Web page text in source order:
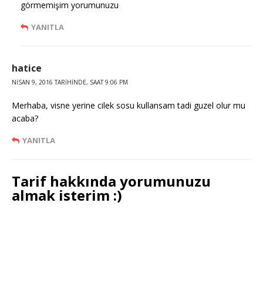
görmemişim yorumunuzu
YANITLA
hatice
NISAN 9, 2016 TARIHINDE, SAAT 9:06 PM
Merhaba, visne yerine cilek sosu kullansam tadi guzel olur mu
acaba?
YANITLA
Tarif hakkında yorumunuzu
almak isterim :)